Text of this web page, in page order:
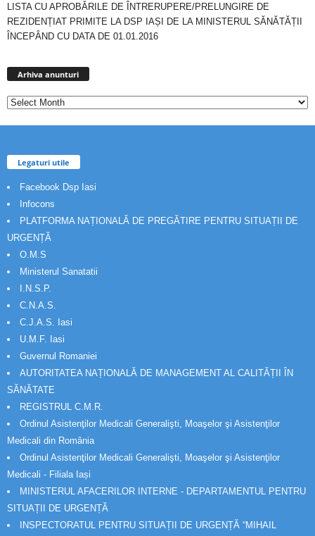
LISTA CU APROBĂRILE DE ÎNTRERUPERE/PRELUNGIRE DE
REZIDENȚIAT PRIMITE LA DSP IAȘI DE LA MINISTERUL SĂNĂTĂȚII
ÎNCEPÂND CU DATA DE 01.01.2016
Arhiva anunturi
Legaturi utile
Facebook Dsp Iasi
Infocons
PLATFORMA NAȚIONALĂ DE PREGĂTIRE PENTRU SITUAȚII DE
URGENȚĂ
O.M.S
Ministerul Sanatatii
I.N.S.P.
C.N.A.S.
C.J.A.S. Iasi
U.M.F. Iasi
Guvernul Romaniei
AUTORITATEA NAȚIONALĂ DE MANAGEMENT AL CALITĂȚII ÎN
SĂNĂTATE
REGISTRUL C.M.R.
Ordinul Asistenţilor Medicali Generalişti, Moaşelor şi Asistenţilor
Medicali din România
Ordinul Asistenţilor Medicali Generalişti, Moaşelor şi Asistenţilor
Medicali - Filiala Iași
MINISTERUL AFACERILOR INTERNE - DEPARTAMENTUL PENTRU
SITUAȚII DE URGENȚĂ
INSPECTORATUL PENTRU SITUAȚII DE URGENȚĂ “MIHAIL